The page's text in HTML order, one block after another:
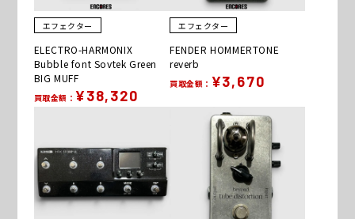
エフェクター
ELECTRO-HARMONIX
Bubble font Sovtek Green
BIG MUFF
買取金額： ¥38,320
エフェクター
FENDER HOMMERTONE
reverb
買取金額： ¥3,670